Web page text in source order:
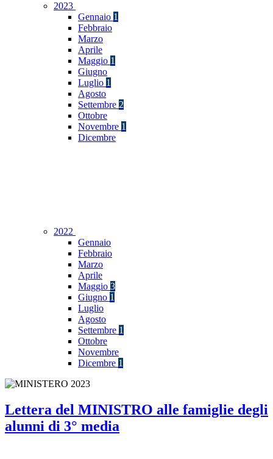
2023
Gennaio 1
Febbraio
Marzo
Aprile
Maggio 1
Giugno
Luglio 1
Agosto
Settembre 2
Ottobre
Novembre 1
Dicembre
2022
Gennaio
Febbraio
Marzo
Aprile
Maggio 3
Giugno 1
Luglio
Agosto
Settembre 1
Ottobre
Novembre
Dicembre 1
Lettera del MINISTRO alle famiglie degli
alunni di 3° media